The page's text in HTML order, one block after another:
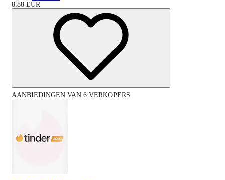
8.88 EUR
AANBIEDINGEN VAN 6 VERKOPERS